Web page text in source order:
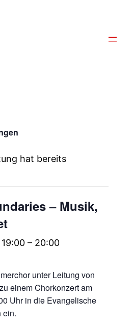
hat bereits
– Musik,
– 20:00
unter Leitung von
einem Chorkonzert am
Uhr in die Evangelische
ein.